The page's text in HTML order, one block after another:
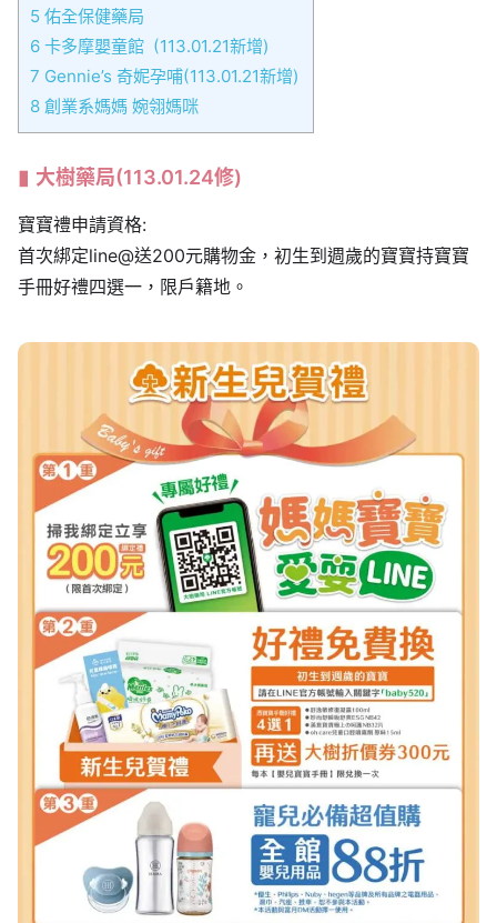
5 佑全保健藥局
6 卡多摩嬰童館 (113.01.21新增)
7 Gennie’s 奇妮孕哺(113.01.21新增)
8 創業系媽媽 婉翎媽咪
大樹藥局(113.01.24修)
寶寶禮申請資格:
首次綁定line@送200元購物金，初生到週歲的寶寶持寶寶
手冊好禮四選一，限戶籍地。